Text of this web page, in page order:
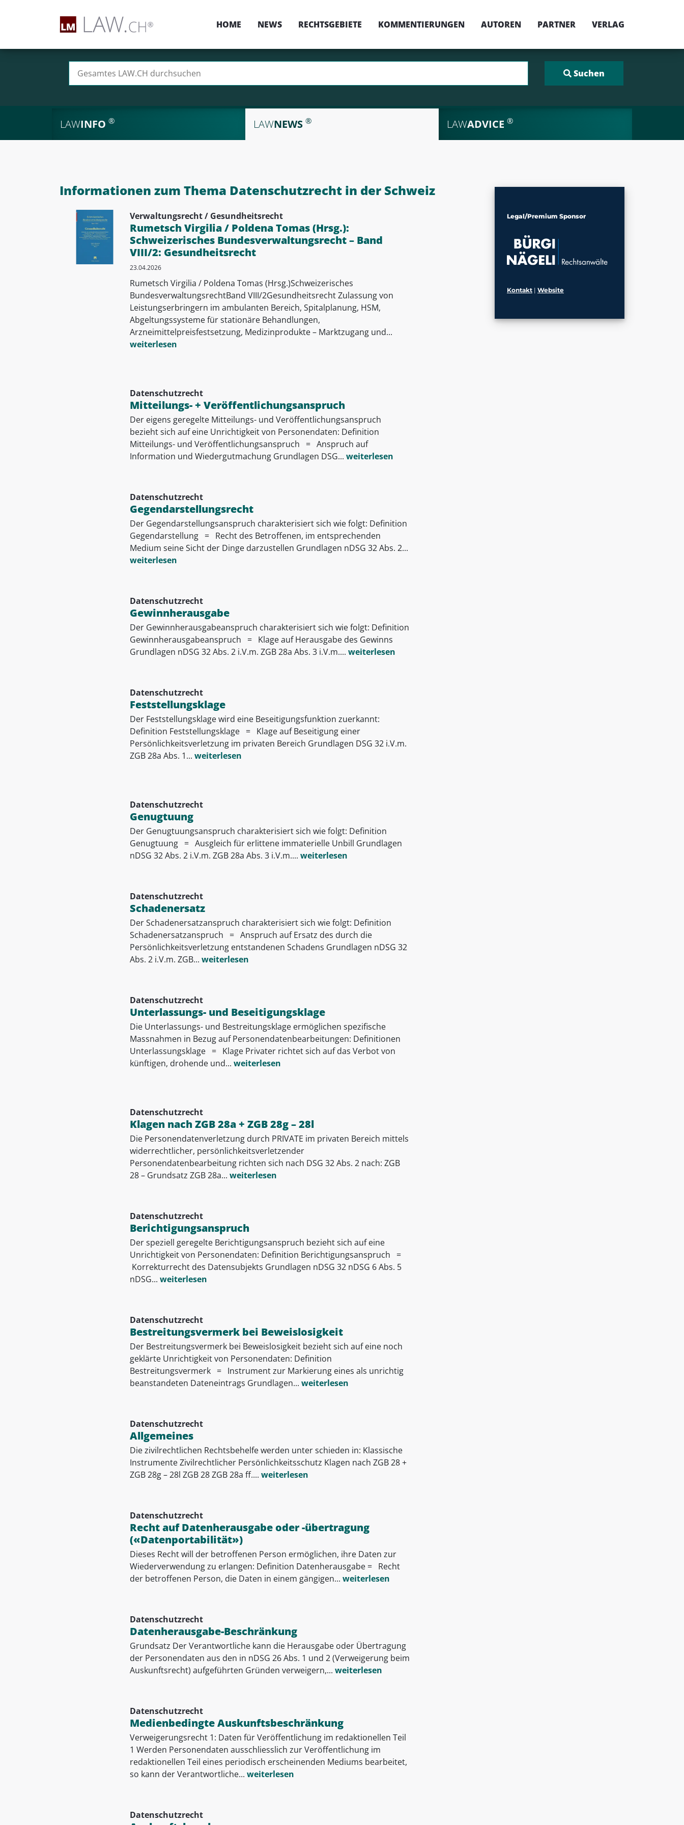
HOME NEWS RECHTSGEBIETE KOMMENTIERUNGEN AUTOREN PARTNER VERLAG
LAWINFO ® LAWNEWS ® LAWADVICE ®
Informationen zum Thema Datenschutzrecht in der Schweiz
Verwaltungsrecht / Gesundheitsrecht
Rumetsch Virgilia / Poldena Tomas (Hrsg.):
Schweizerisches Bundesverwaltungsrecht – Band
VIII/2: Gesundheitsrecht
23.04.2026
Rumetsch Virgilia / Poldena Tomas (Hrsg.)Schweizerisches
BundesverwaltungsrechtBand VIII/2Gesundheitsrecht Zulassung von
Leistungserbringern im ambulanten Bereich, Spitalplanung, HSM,
Abgeltungssysteme für stationäre Behandlungen,
Arzneimittelpreisfestsetzung, Medizinprodukte – Marktzugang und...
weiterlesen
Datenschutzrecht
Mitteilungs- + Veröffentlichungsanspruch
Der eigens geregelte Mitteilungs- und Veröffentlichungsanspruch
bezieht sich auf eine Unrichtigkeit von Personendaten: Definition
Mitteilungs- und Veröffentlichungsanspruch = Anspruch auf
Information und Wiedergutmachung Grundlagen DSG... weiterlesen
Datenschutzrecht
Gegendarstellungsrecht
Der Gegendarstellungsanspruch charakterisiert sich wie folgt: Definition
Gegendarstellung = Recht des Betroffenen, im entsprechenden
Medium seine Sicht der Dinge darzustellen Grundlagen nDSG 32 Abs. 2...
weiterlesen
Datenschutzrecht
Gewinnherausgabe
Der Gewinnherausgabeanspruch charakterisiert sich wie folgt: Definition
Gewinnherausgabeanspruch = Klage auf Herausgabe des Gewinns
Grundlagen nDSG 32 Abs. 2 i.V.m. ZGB 28a Abs. 3 i.V.m.... weiterlesen
Datenschutzrecht
Feststellungsklage
Der Feststellungsklage wird eine Beseitigungsfunktion zuerkannt:
Definition Feststellungsklage = Klage auf Beseitigung einer
Persönlichkeitsverletzung im privaten Bereich Grundlagen DSG 32 i.V.m.
ZGB 28a Abs. 1... weiterlesen
Datenschutzrecht
Genugtuung
Der Genugtuungsanspruch charakterisiert sich wie folgt: Definition
Genugtuung = Ausgleich für erlittene immaterielle Unbill Grundlagen
nDSG 32 Abs. 2 i.V.m. ZGB 28a Abs. 3 i.V.m.... weiterlesen
Datenschutzrecht
Schadenersatz
Der Schadenersatzanspruch charakterisiert sich wie folgt: Definition
Schadenersatzanspruch = Anspruch auf Ersatz des durch die
Persönlichkeitsverletzung entstandenen Schadens Grundlagen nDSG 32
Abs. 2 i.V.m. ZGB... weiterlesen
Datenschutzrecht
Unterlassungs- und Beseitigungsklage
Die Unterlassungs- und Bestreitungsklage ermöglichen spezifische
Massnahmen in Bezug auf Personendatenbearbeitungen: Definitionen
Unterlassungsklage = Klage Privater richtet sich auf das Verbot von
künftigen, drohende und... weiterlesen
Datenschutzrecht
Klagen nach ZGB 28a + ZGB 28g – 28l
Die Personendatenverletzung durch PRIVATE im privaten Bereich mittels
widerrechtlicher, persönlichkeitsverletzender
Personendatenbearbeitung richten sich nach DSG 32 Abs. 2 nach: ZGB
28 – Grundsatz ZGB 28a... weiterlesen
Datenschutzrecht
Berichtigungsanspruch
Der speziell geregelte Berichtigungsanspruch bezieht sich auf eine
Unrichtigkeit von Personendaten: Definition Berichtigungsanspruch =
Korrekturrecht des Datensubjekts Grundlagen nDSG 32 nDSG 6 Abs. 5
nDSG... weiterlesen
Datenschutzrecht
Bestreitungsvermerk bei Beweislosigkeit
Der Bestreitungsvermerk bei Beweislosigkeit bezieht sich auf eine noch
geklärte Unrichtigkeit von Personendaten: Definition
Bestreitungsvermerk = Instrument zur Markierung eines als unrichtig
beanstandeten Dateneintrags Grundlagen... weiterlesen
Datenschutzrecht
Allgemeines
Die zivilrechtlichen Rechtsbehelfe werden unter schieden in: Klassische
Instrumente Zivilrechtlicher Persönlichkeitsschutz Klagen nach ZGB 28 +
ZGB 28g – 28l ZGB 28 ZGB 28a ff.... weiterlesen
Datenschutzrecht
Recht auf Datenherausgabe oder -übertragung
(«Datenportabilität»)
Dieses Recht will der betroffenen Person ermöglichen, ihre Daten zur
Wiederverwendung zu erlangen: Definition Datenherausgabe = Recht
der betroffenen Person, die Daten in einem gängigen... weiterlesen
Datenschutzrecht
Datenherausgabe-Beschränkung
Grundsatz Der Verantwortliche kann die Herausgabe oder Übertragung
der Personendaten aus den in nDSG 26 Abs. 1 und 2 (Verweigerung beim
Auskunftsrecht) aufgeführten Gründen verweigern,... weiterlesen
Datenschutzrecht
Medienbedingte Auskunftsbeschränkung
Verweigerungsrecht 1: Daten für Veröffentlichung im redaktionellen Teil
1 Werden Personendaten ausschliesslich zur Veröffentlichung im
redaktionellen Teil eines periodisch erscheinenden Mediums bearbeitet,
so kann der Verantwortliche... weiterlesen
Datenschutzrecht
Legal/Premium Sponsor
Kontakt | Website